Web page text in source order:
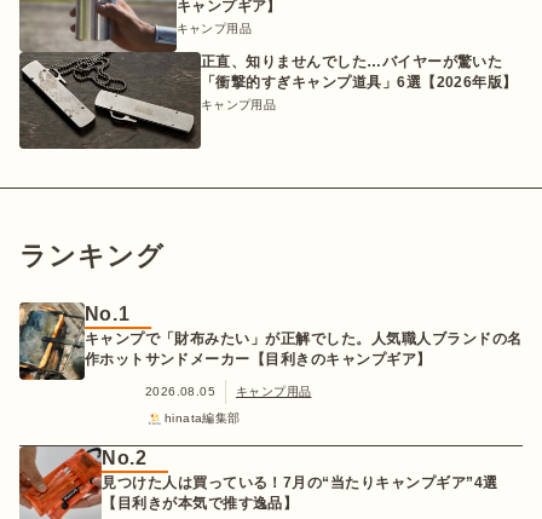
キャンプギア】
キャンプ用品
正直、知りませんでした…バイヤーが驚いた
「衝撃的すぎキャンプ道具」6選【2026年版】
キャンプ用品
ランキング
No.1
キャンプで「財布みたい」が正解でした。人気職人ブランドの名
作ホットサンドメーカー【目利きのキャンプギア】
2026.08.05
キャンプ用品
hinata編集部
No.2
見つけた人は買っている！7月の“当たりキャンプギア”4選
【目利きが本気で推す逸品】